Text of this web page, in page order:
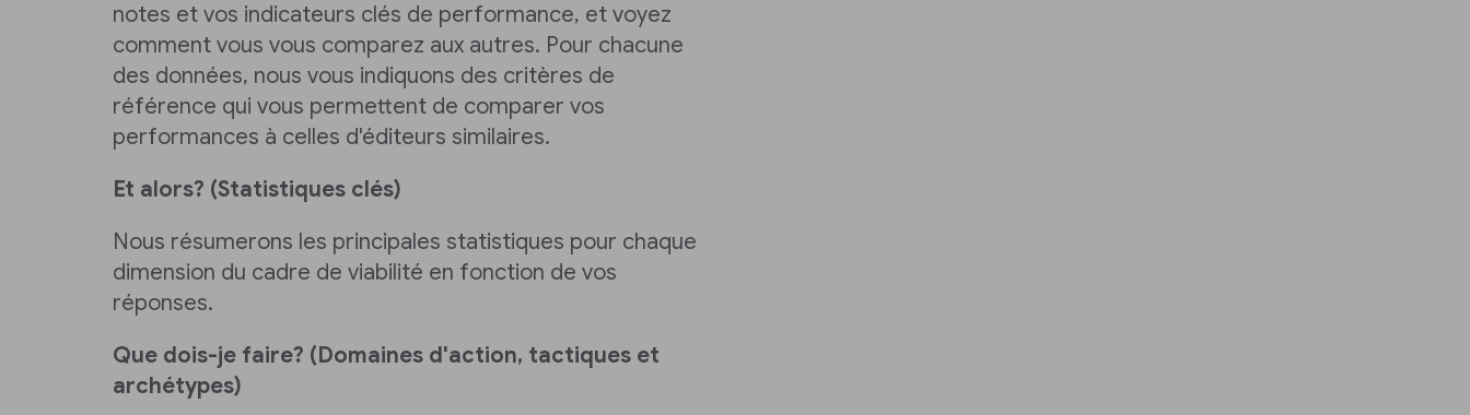
notes et vos indicateurs clés de performance, et voyez
comment vous vous comparez aux autres. Pour chacune
des données, nous vous indiquons des critères de
référence qui vous permettent de comparer vos
performances à celles d'éditeurs similaires.
Et alors? (Statistiques clés)
Nous résumerons les principales statistiques pour chaque
dimension du cadre de viabilité en fonction de vos
réponses.
Que dois-je faire? (Domaines d'action, tactiques et
archétypes)